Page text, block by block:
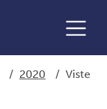
/ 2020 / Viste